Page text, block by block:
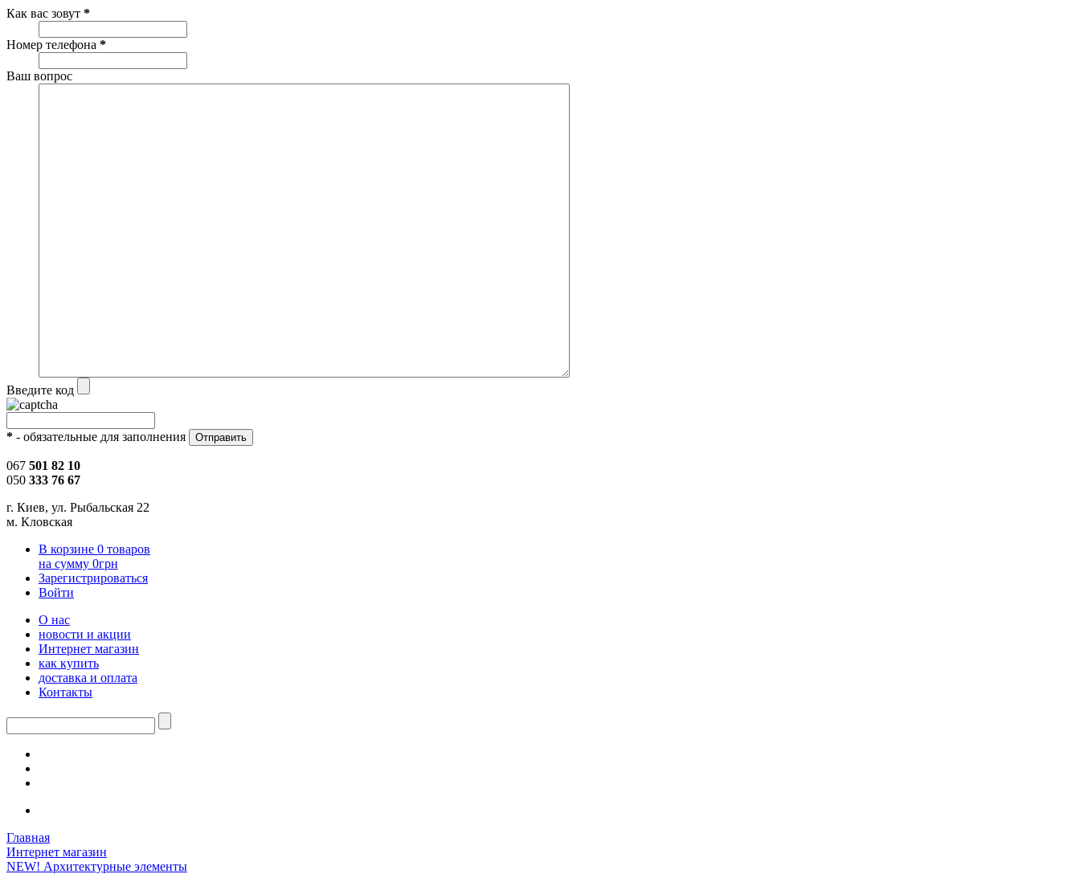
Как вас зовут *
Номер телефона *
Ваш вопрос
Введите код
* - обязательные для заполнения
067 501 82 10
050 333 76 67
г. Киев, ул. Рыбальская 22
м. Кловская
В корзине 0 товаров
на сумму 0грн
Зарегистрироваться
Войти
О нас
новости и акции
Интернет магазин
как купить
доставка и оплата
Контакты
Главная
Интернет магазин
NEW! Архитектурные элементы